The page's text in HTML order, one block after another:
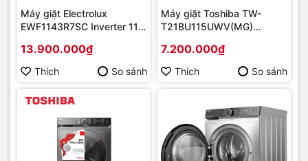
Máy giặt Electrolux
EWF1143R7SC Inverter 11
13.900.000₫
Thích So sánh
Máy giặt Toshiba TW-
T21BU115UWV(MG)
chính hãng
7.200.000₫
Thích So sánh